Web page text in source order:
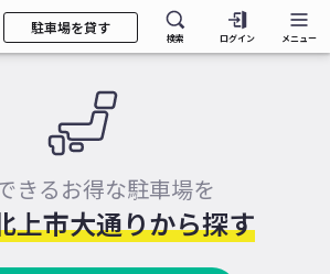
駐車場を貸す
検索 ログイン メニュー
きるお得な駐車場を
上市大通りから探す